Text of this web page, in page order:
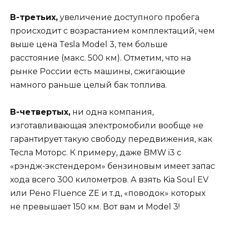
В-третьих, увеличение доступного пробега
происходит с возрастанием комплектаций, чем
выше цена Tesla Model 3, тем больше
расстояние (макс. 500 км). Отметим, что на
рынке России есть машины, сжигающие
намного раньше целый бак топлива.
В-четвертых, ни одна компания,
изготавливающая электромобили вообще не
гарантирует такую свободу передвижения, как
Тесла Моторс. К примеру, даже BMW i3 с
«рэндж-экстендером» бензиновым имеет запас
хода всего 300 километров. А взять Kia Soul EV
или Рено Fluence ZE и т.д, «поводок» которых
не превышает 150 км. Вот вам и Model 3!